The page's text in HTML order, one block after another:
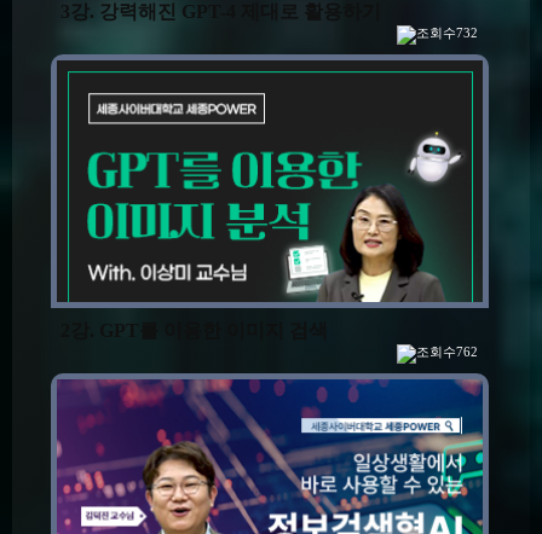
3강. 강력해진 GPT-4 제대로 활용하기
732
762